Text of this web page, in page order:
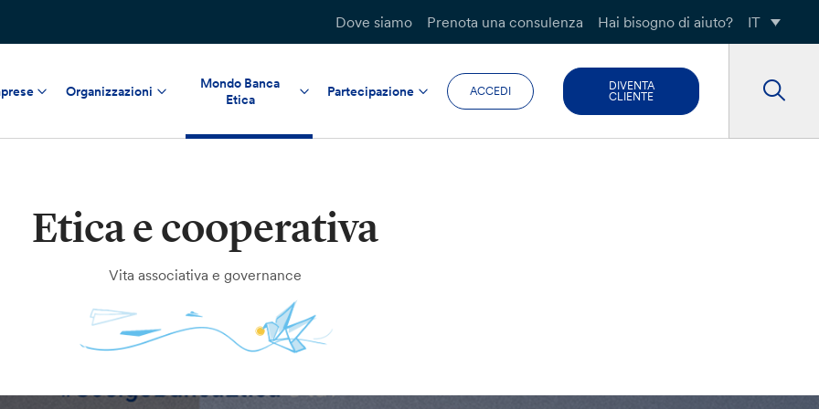
Dove siamo Prenota una consulenza Hai bisogno di aiuto? IT
Organizzazioni
Mondo Banca
Etica
Partecipazione ACCEDI
DIVENTA
CLIENTE
Etica e cooperativa
Vita associativa e governance